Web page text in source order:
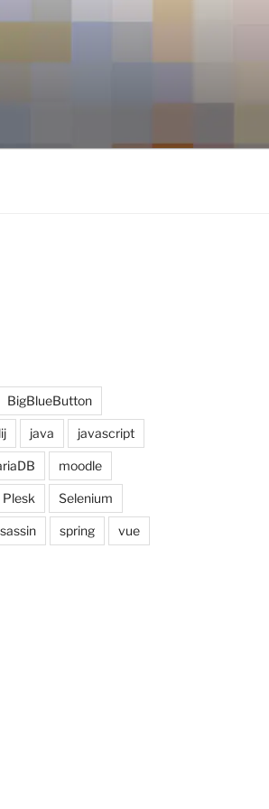
BigBlueButton
java javascript
moodle
Plesk Selenium
spring vue